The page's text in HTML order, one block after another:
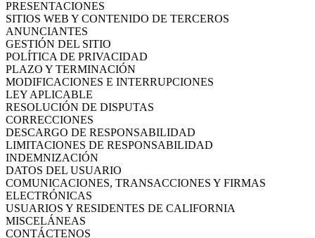
PRESENTACIONES
SITIOS WEB Y CONTENIDO DE TERCEROS
ANUNCIANTES
GESTIÓN DEL SITIO
POLÍTICA DE PRIVACIDAD
PLAZO Y TERMINACIÓN
MODIFICACIONES E INTERRUPCIONES
LEY APLICABLE
RESOLUCIÓN DE DISPUTAS
CORRECCIONES
DESCARGO DE RESPONSABILIDAD
LIMITACIONES DE RESPONSABILIDAD
INDEMNIZACIÓN
DATOS DEL USUARIO
COMUNICACIONES, TRANSACCIONES Y FIRMAS
ELECTRÓNICAS
USUARIOS Y RESIDENTES DE CALIFORNIA
MISCELÁNEAS
CONTÁCTENOS